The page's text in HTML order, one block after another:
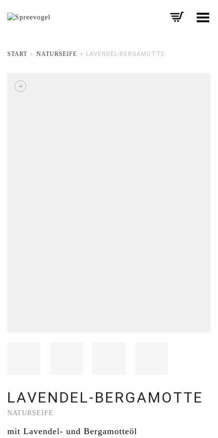
Toggle Menu
START » NATURSEIFE » LAVENDEL-BERGAMOTTE
+
LAVENDEL-BERGAMOTTE
NATURSEIFE
mit Lavendel- und Bergamotteöl